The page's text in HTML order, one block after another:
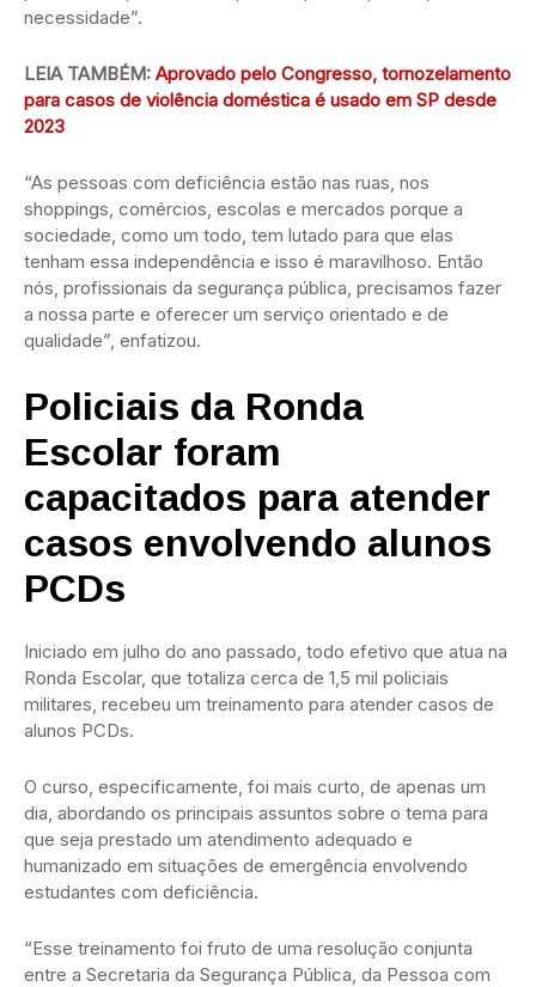
necessidade”.
LEIA TAMBÉM: Aprovado pelo Congresso, tornozelamento
para casos de violência doméstica é usado em SP desde
2023
“As pessoas com deficiência estão nas ruas, nos
shoppings, comércios, escolas e mercados porque a
sociedade, como um todo, tem lutado para que elas
tenham essa independência e isso é maravilhoso. Então
nós, profissionais da segurança pública, precisamos fazer
a nossa parte e oferecer um serviço orientado e de
qualidade”, enfatizou.
Policiais da Ronda
Escolar foram
capacitados para atender
casos envolvendo alunos
PCDs
Iniciado em julho do ano passado, todo efetivo que atua na
Ronda Escolar, que totaliza cerca de 1,5 mil policiais
militares, recebeu um treinamento para atender casos de
alunos PCDs.
O curso, especificamente, foi mais curto, de apenas um
dia, abordando os principais assuntos sobre o tema para
que seja prestado um atendimento adequado e
humanizado em situações de emergência envolvendo
estudantes com deficiência.
“Esse treinamento foi fruto de uma resolução conjunta
entre a Secretaria da Segurança Pública, da Pessoa com